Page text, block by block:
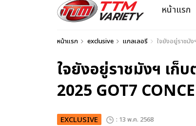
หน้าแรก
หน้าแรก exclusive แกลเลอรี ใจยังอยู่ราชมั
ใจยังอยู่ราชมังฯ เก็
2025 GOT7
EXCLUSIVE : 13 พ.ค. 2568